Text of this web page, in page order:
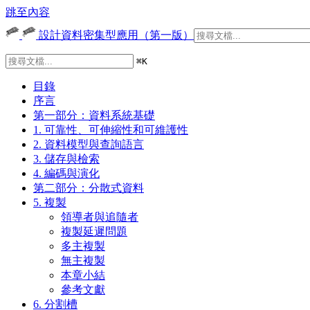
跳至內容
設計資料密集型應用（第一版）
⌘K
目錄
序言
第一部分：資料系統基礎
1. 可靠性、可伸縮性和可維護性
2. 資料模型與查詢語言
3. 儲存與檢索
4. 編碼與演化
第二部分：分散式資料
5. 複製
領導者與追隨者
複製延遲問題
多主複製
無主複製
本章小結
參考文獻
6. 分割槽